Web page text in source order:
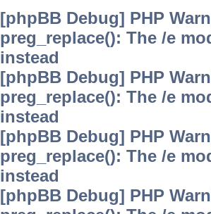
[phpBB Debug] PHP
preg_replace(): The /e
instead
[phpBB Debug] PHP
preg_replace(): The /e
instead
[phpBB Debug] PHP
preg_replace(): The /e
instead
[phpBB Debug] PHP